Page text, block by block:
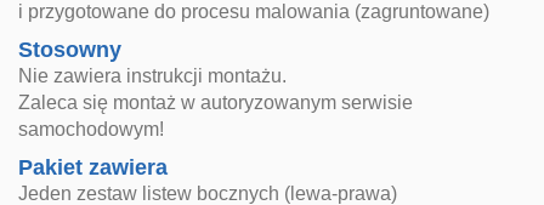
i przygotowane do procesu malowania (zagruntowane)
Stosowny
Nie zawiera instrukcji montażu.
Zaleca się montaż w autoryzowanym serwisie
samochodowym!
Pakiet zawiera
Jeden zestaw listew bocznych (lewa-prawa)